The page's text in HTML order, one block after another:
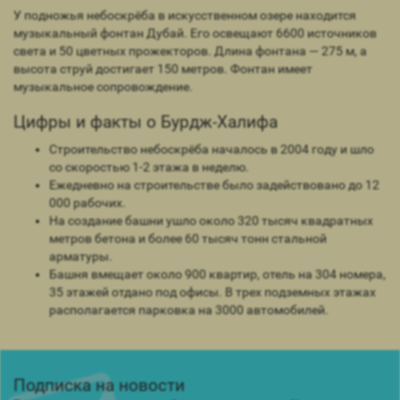
У подножья небоскрёба в искусственном озере находится
музыкальный фонтан Дубай. Его освещают 6600 источников
света и 50 цветных прожекторов. Длина фонтана — 275 м, а
высота струй достигает 150 метров. Фонтан имеет
музыкальное сопровождение.
Цифры и факты о Бурдж-Халифа
Строительство небоскрёба началось в 2004 году и шло
со скоростью 1-2 этажа в неделю.
Ежедневно на строительстве было задействовано до 12
000 рабочих.
На создание башни ушло около 320 тысяч квадратных
метров бетона и более 60 тысяч тонн стальной
арматуры.
Башня вмещает около 900 квартир, отель на 304 номера,
35 этажей отдано под офисы. В трех подземных этажах
располагается парковка на 3000 автомобилей.
Подписка на новости